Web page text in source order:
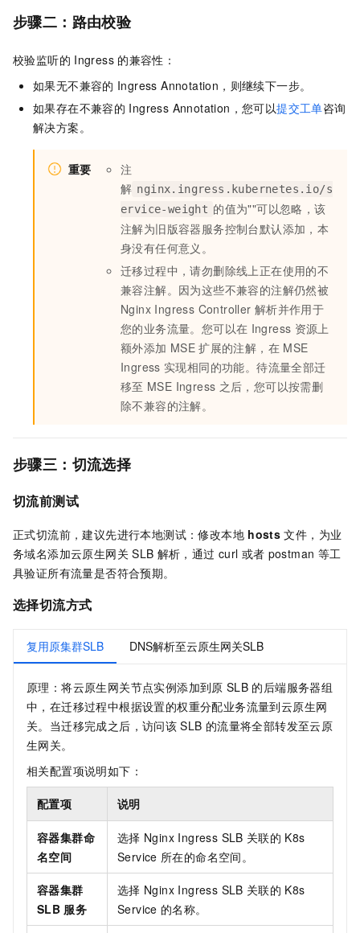
步骤二：路由校验
校验监听的 Ingress 的兼容性：
如果无不兼容的 Ingress Annotation，则继续下一步。
如果存在不兼容的 Ingress Annotation，您可以提交工单咨询
解决方案。
重要
注
解 nginx.ingress.kubernetes.io/s
ervice-weight 的值为""可以忽略，该
注解为旧版容器服务控制台默认添加，本
身没有任何意义。
迁移过程中，请勿删除线上正在使用的不
兼容注解。因为这些不兼容的注解仍然被
Nginx Ingress Controller 解析并作用于
您的业务流量。您可以在 Ingress 资源上
额外添加 MSE 扩展的注解，在 MSE
Ingress 实现相同的功能。待流量全部迁
移至 MSE Ingress 之后，您可以按需删
除不兼容的注解。
步骤三：切流选择
切流前测试
正式切流前，建议先进行本地测试：修改本地 hosts 文件，为业
务域名添加云原生网关 SLB 解析，通过 curl 或者 postman 等工
具验证所有流量是否符合预期。
选择切流方式
复用原集群SLB DNS解析至云原生网关SLB
原理：将云原生网关节点实例添加到原 SLB 的后端服务器组
中，在迁移过程中根据设置的权重分配业务流量到云原生网
关。当迁移完成之后，访问该 SLB 的流量将全部转发至云原
生网关。
相关配置项说明如下：
配置项 说明
容器集群命
名空间
选择 Nginx Ingress SLB 关联的 K8s
Service 所在的命名空间。
容器集群
SLB 服务
选择 Nginx Ingress SLB 关联的 K8s
Service 的名称。